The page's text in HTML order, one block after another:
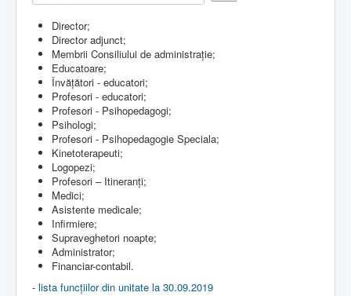
Contact
Lectii e-learning
Resurse-educationale
e
R
Rate
Director;
Director adjunct;
Membrii Consiliului de administrație;
Educatoare;
Învățători - educatori;
Profesori - educatori;
Profesori - Psihopedagogi;
Psihologi;
Profesori - Psihopedagogie Speciala;
Kinetoterapeuti;
Logopezi;
Profesori – Itineranți;
Medici;
Asistente medicale;
Infirmiere;
Supraveghetori noapte;
Administrator;
Financiar-contabil.
- lista funcțiilor din unitate la 30.09.2019